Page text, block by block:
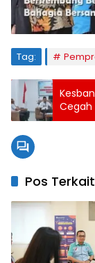
Tag:
Cegah
Pos Terkait